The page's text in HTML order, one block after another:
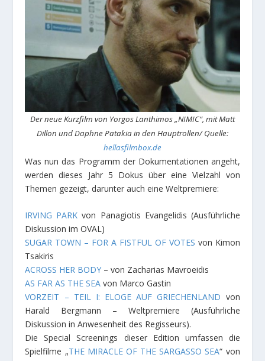
Der neue Kurzfilm von Yorgos Lanthimos „NIMIC“, mit Matt
Dillon und Daphne Patakia in den Hauptrollen/ Quelle:
hellasfilmbox.de
Was nun das Programm der Dokumentationen angeht,
werden dieses Jahr 5 Dokus über eine Vielzahl von
Themen gezeigt, darunter auch eine Weltpremiere:
IRVING PARK von Panagiotis Evangelidis (Ausführliche
Diskussion im OVAL)
SUGAR TOWN – FOR A FISTFUL OF VOTES von Kimon
Tsakiris
ACROSS HER BODY – von Zacharias Mavroeidis
AS FAR AS THE SEA von Marco Gastin
VORZEIT – TEIL I: ELOGE AUF GRIECHENLAND von
Harald Bergmann – Weltpremiere (Ausführliche
Diskussion in Anwesenheit des Regisseurs).
Die Special Screenings dieser Edition umfassen die
Spielfilme „THE MIRACLE OF THE SARGASSO SEA“ von